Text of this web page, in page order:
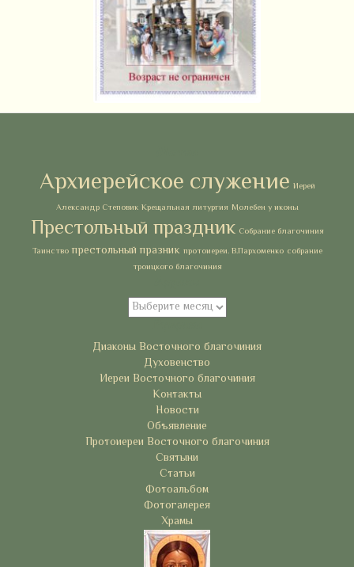
Архиерейское служение Иерей
Александр Степовик Крещальная литургия Молебен у иконы
Престольный праздник Собрание благочиния
Таинство престольный празник протоиереи. В.Пархоменко собрание
троицкого благочиния
Архивы
Диаконы Восточного благочиния
Духовенство
Иереи Восточного благочиния
Контакты
Новости
Объявление
Протоиереи Восточного благочиния
Святыни
Статьи
Фотоальбом
Фотогалерея
Храмы